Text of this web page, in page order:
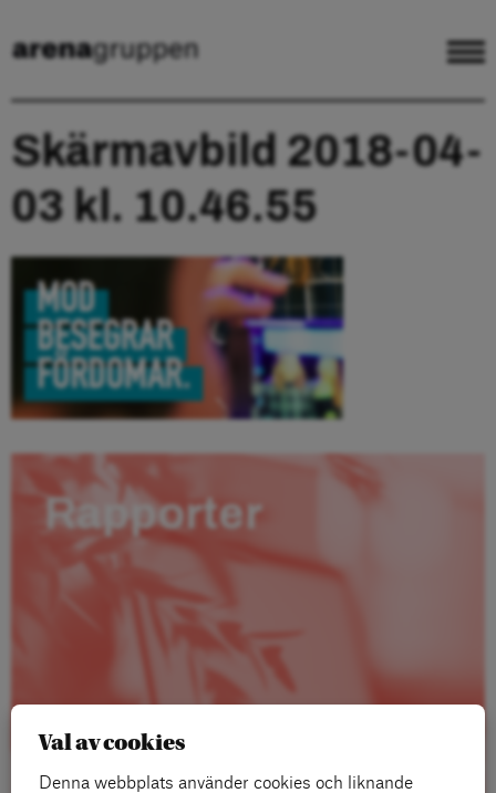
Skärmavbild 2018-04-
03 kl. 10.46.55
Rapporter
Val av cookies
Denna webbplats använder cookies och liknande